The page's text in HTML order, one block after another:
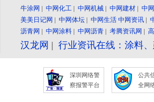
牛涂网 | 中网化工 | 中网机械 | 中网建材 | 中
美美日记网 | 中网体坛 | 中网生活 中网资讯 |
沥青网 | 中网涂料 | 中网沥青 | 考腾资讯网 |
汉龙网 | 行业资讯在线：涂料
深圳网络警
察报警平台
公共
全网